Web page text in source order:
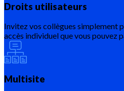
Droits utilisateurs
Invitez vos collègues simplement
accès individuel que vous pouvez
Multisite